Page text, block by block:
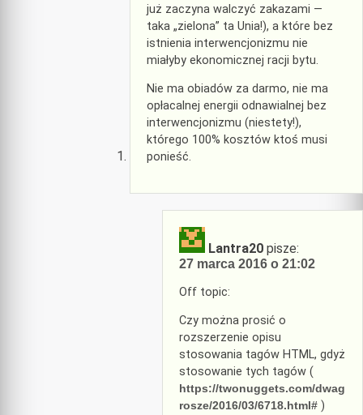
już zaczyna walczyć zakazami —
taka „zielona” ta Unia!), a które bez
istnienia interwencjonizmu nie
miałyby ekonomicznej racji bytu.
Nie ma obiadów za darmo, nie ma
opłacalnej energii odnawialnej bez
interwencjonizmu (niestety!),
którego 100% kosztów ktoś musi
ponieść.
Lantra20 pisze:
27 marca 2016 o 21:02
Off topic:
Czy można prosić o
rozszerzenie opisu
stosowania tagów HTML, gdyż
stosowanie tych tagów (
https://twonuggets.com/dwag
rosze/2016/03/6718.html# )